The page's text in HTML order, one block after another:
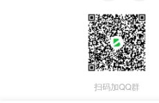
扫码加QQ群